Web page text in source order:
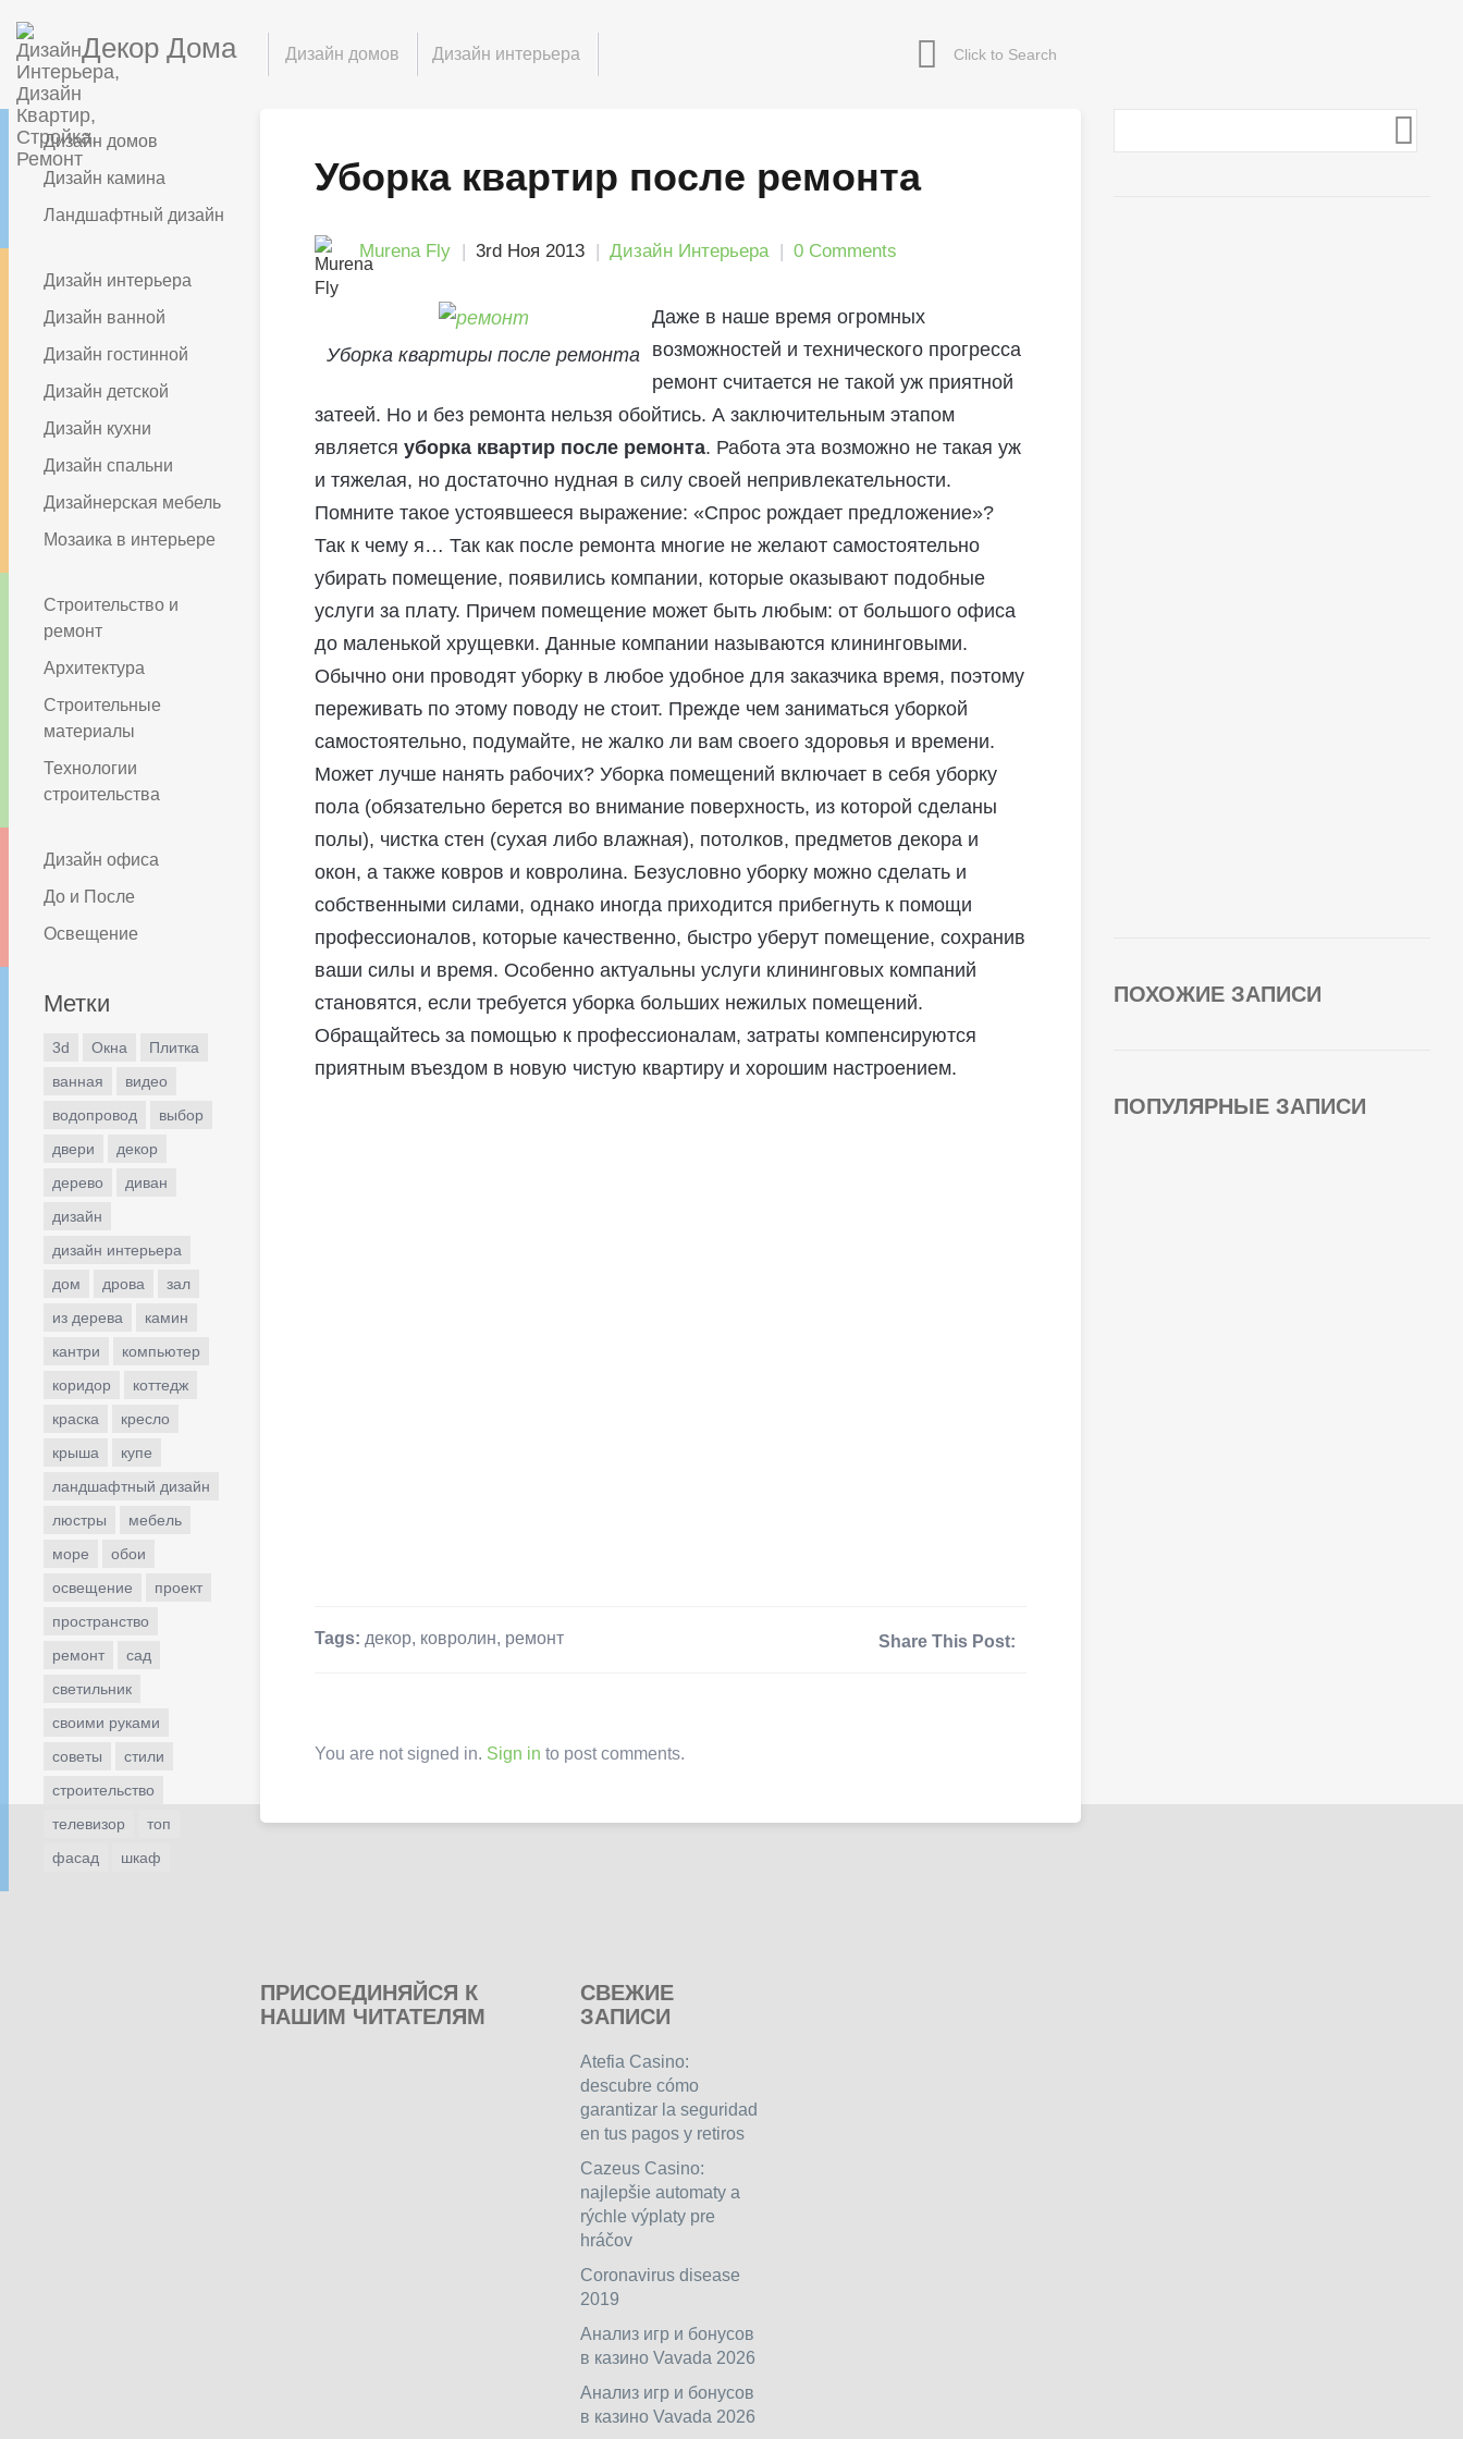
Декор Дома Дизайн домов Дизайн интерьера
Дизайн домов
Дизайн камина
Ландшафтный дизайн
Дизайн интерьера
Дизайн ванной
Дизайн гостинной
Дизайн детской
Дизайн кухни
Дизайн спальни
Дизайнерская мебель
Мозаика в интерьере
Строительство и
ремонт
Архитектура
Строительные
материалы
Технологии
строительства
Дизайн офиса
До и После
Освещение
Метки
3d Окна
Плитка
ванная
видео
водопровод
выбор
двери
декор
дерево
диван
дизайн
дизайн интерьера
дом
дрова
зал
из дерева
камин
кантри
компьютер
коридор
коттедж
краска
кресло
крыша
купе
ландшафтный дизайн
люстры
мебель
море
обои
освещение
проект
пространство
ремонт
сад
светильник
своими руками
советы
стили
строительство
телевизор
топ
фасад
шкаф
Уборка квартир после ремонта
Murena Fly 3rd Ноя 2013 Дизайн Интерьера 0 Comments
Уборка квартиры после ремонта
Даже в наше время огромных
возможностей и технического прогресса
ремонт считается не такой уж приятной
затеей. Но и без ремонта нельзя обойтись. А заключительным этапом
является уборка квартир после ремонта. Работа эта возможно не такая уж
и тяжелая, но достаточно нудная в силу своей непривлекательности.
Помните такое устоявшееся выражение: «Спрос рождает предложение»?
Так к чему я… Так как после ремонта многие не желают самостоятельно
убирать помещение, появились компании, которые оказывают подобные
услуги за плату. Причем помещение может быть любым: от большого офиса
до маленькой хрущевки. Данные компании называются клининговыми.
Обычно они проводят уборку в любое удобное для заказчика время, поэтому
переживать по этому поводу не стоит. Прежде чем заниматься уборкой
самостоятельно, подумайте, не жалко ли вам своего здоровья и времени.
Может лучше нанять рабочих? Уборка помещений включает в себя уборку
пола (обязательно берется во внимание поверхность, из которой сделаны
полы), чистка стен (сухая либо влажная), потолков, предметов декора и
окон, а также ковров и ковролина. Безусловно уборку можно сделать и
собственными силами, однако иногда приходится прибегнуть к помощи
профессионалов, которые качественно, быстро уберут помещение, сохранив
ваши силы и время. Особенно актуальны услуги клининговых компаний
становятся, если требуется уборка больших нежилых помещений.
Обращайтесь за помощью к профессионалам, затраты компенсируются
приятным въездом в новую чистую квартиру и хорошим настроением.
Tags: декор, ковролин, ремонт Share This Post:
You are not signed in. Sign in to post comments.
ПОХОЖИЕ ЗАПИСИ
ПОПУЛЯРНЫЕ ЗАПИСИ
ПРИСОЕДИНЯЙСЯ К
НАШИМ ЧИТАТЕЛЯМ
СВЕЖИЕ
ЗАПИСИ
Atefia Casino:
descubre cómo
garantizar la seguridad
en tus pagos y retiros
Cazeus Casino:
najlepšie automaty a
rýchle výplaty pre
hráčov
Coronavirus disease
2019
Анализ игр и бонусов
в казино Vavada 2026
Анализ игр и бонусов
в казино Vavada 2026